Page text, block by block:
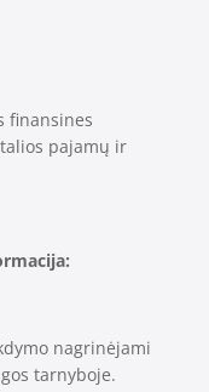
finansines
pajamų ir
nagrinėjami
tarnyboje.